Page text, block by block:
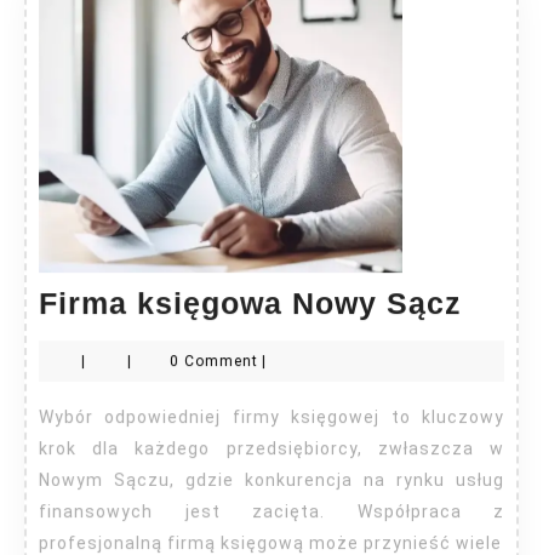
Firma księgowa Nowy Sącz
Sącz
| | 0 Comment |
Wybór odpowiedniej firmy księgowej to kluczowy
krok dla każdego przedsiębiorcy, zwłaszcza w
Nowym Sączu, gdzie konkurencja na rynku usług
finansowych jest zacięta. Współpraca z
profesjonalną firmą księgową może przynieść wiele